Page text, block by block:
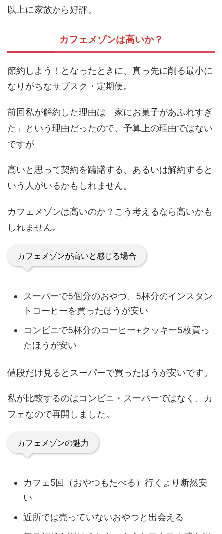
以上に家族から好評。
カフェメゾンは高いか？
節約しよう！となったときに、真っ先に削る最小に
なりがちなサブスク・定期便。
前回私が解約した理由は「家にお菓子があふれすぎ
た」という理由だったので、予算上の理由ではない
ですが
高いと思って契約を躊躇する、あるいは解約すると
いう人がいるかもしれません。
カフェメゾンは高いのか？こう考えるなら高いかも
しれません。
カフェメゾンが高いと感じる場合
スーパーで5個分のおやつ、5杯分のインスタン
トコーヒーを買ったほうが安い
コンビニで5杯分のコーヒー+クッキー5枚買っ
たほうが安い
値段だけ見るとスーパーで買ったほうが安いです。
私が比較するのはコンビニ・スーパーではなく、カ
フェなので再開しました。
カフェメゾンの魅力
カフェ5回（おやつもたべる）行くより断然安
い
近所では売っていないおやつと出会える